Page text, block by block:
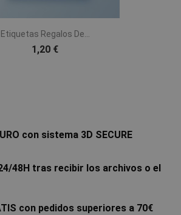
Etiquetas Regalos De...
1,20 €
con sistema 3D SECURE
24/48H tras recibir los archivos o el
con pedidos superiores a 70€